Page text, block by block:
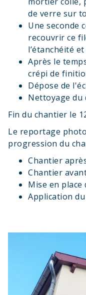
de verre sur
Une seconde
recouvrir ce
l’étanchéité
Après le
crépi de
Dépose de
Nettoyage du
Fin du chantier le
Le reportage
progression du
Chantier
Chantier
Mise en
Application